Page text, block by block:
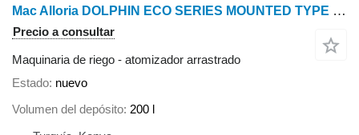
Mac Alloria DOLPHIN ECO SERIES MOUNTED TYPE TURBO ATOMIZER
Precio a consultar
Maquinaria de riego - atomizador arrastrado
Estado nuevo
Volumen del depósito 200 l